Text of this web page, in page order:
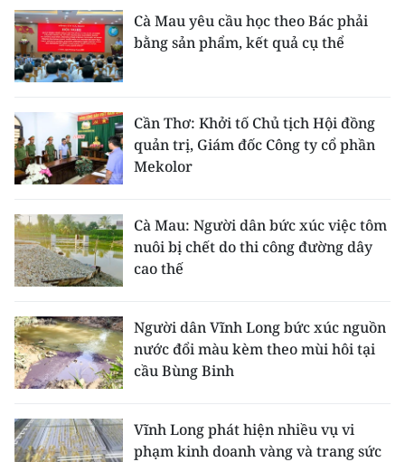
Cà Mau yêu cầu học theo Bác phải
bằng sản phẩm, kết quả cụ thể
Cần Thơ: Khởi tố Chủ tịch Hội đồng
quản trị, Giám đốc Công ty cổ phần
Mekolor
Cà Mau: Người dân bức xúc việc tôm
nuôi bị chết do thi công đường dây
cao thế
Người dân Vĩnh Long bức xúc nguồn
nước đổi màu kèm theo mùi hôi tại
cầu Bùng Binh
Vĩnh Long phát hiện nhiều vụ vi
phạm kinh doanh vàng và trang sức